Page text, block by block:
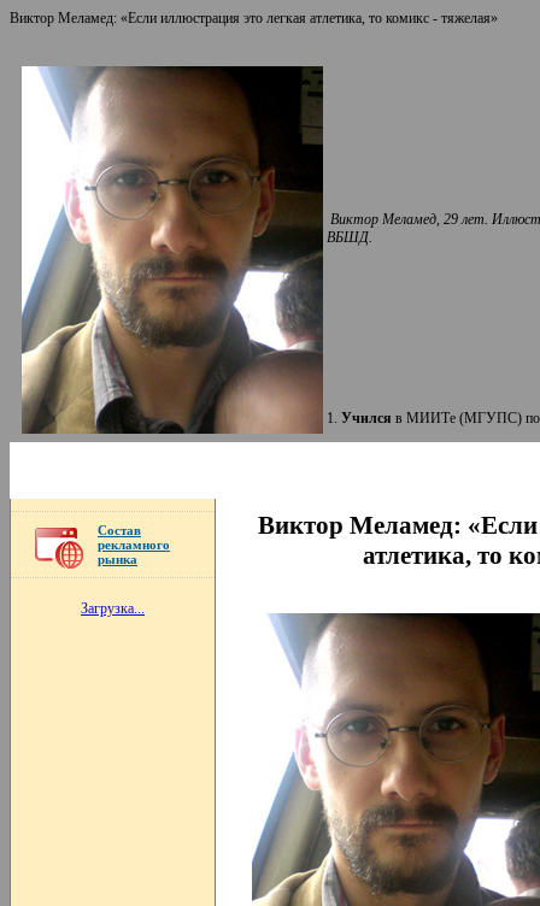
Виктор Меламед: «Если иллюстрация это легкая атлетика, то комикс - тяжелая»
Виктор Меламед, 29 лет.
ВБШД.
1. Учился в МИИТе (МГУПС) по
Состав
рекламного
рынка
Загрузка...
Виктор Меламед: «Если
атлетика, то